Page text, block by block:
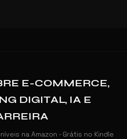
E-COMMERCE,
DIGITAL, IA E
na Amazon · Grátis no Kindle